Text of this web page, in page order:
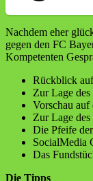
Nachdem eher
gegen den FC
Kompetenten
Rückblick
Zur Lage
Vorschau auf
Zur Lage
Die Pfeife
SocialMedia
Das
Die Tipps